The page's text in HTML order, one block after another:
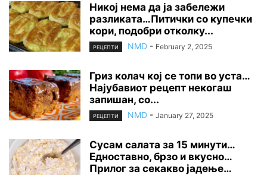
Никој нема да ја забележи
разликата…Питички со купечки
кори, подобри отколку...
РЕЦЕПТИ NMD - February 2, 2025
Гриз колач кој се топи во уста…
Најубавиот рецепт некогаш
запишан, со...
РЕЦЕПТИ NMD - January 27, 2025
Сусам салата за 15 минути…
Едноставно, брзо и вкусно…
Прилог за секакво јадење…